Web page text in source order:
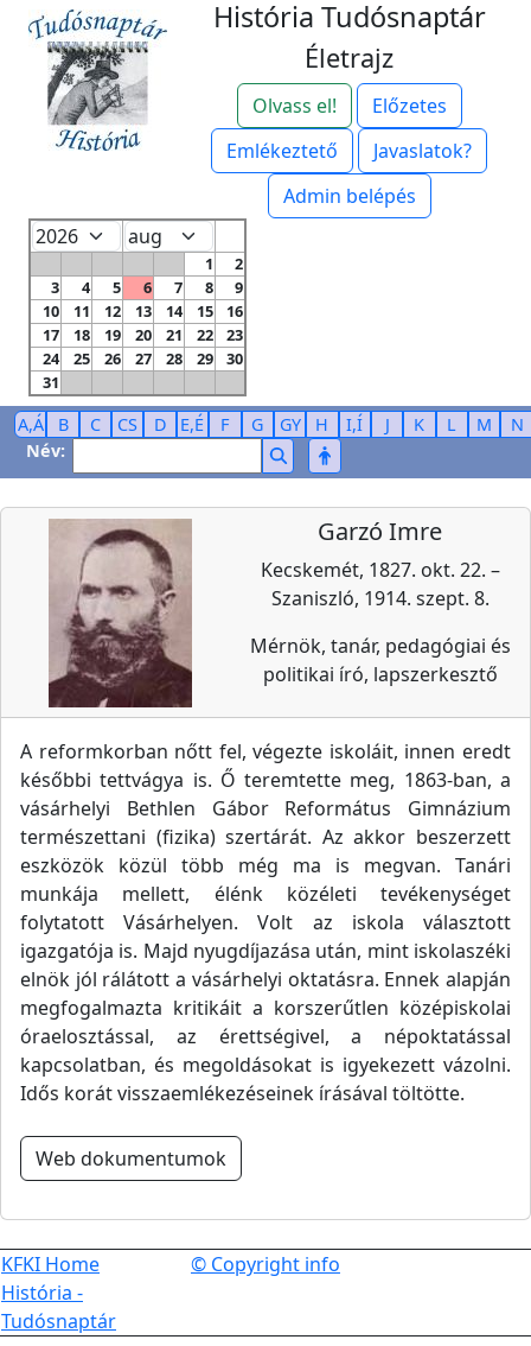
História Tudósnaptár
Életrajz
Olvass el!
Előzetes
Emlékeztető
Javaslatok?
Admin belépés
1
2
3
4 5 6 7 8
9
10
11 12 13 14 15
16
17
18 19 20 21 22
23
24
25 26 27 28 29
30
31
A,Á B C CS D E,É F G GY H I,Í J K L M
N
Név:
Garzó Imre
Kecskemét, 1827. okt. 22. –
Szaniszló, 1914. szept. 8.
Mérnök, tanár, pedagógiai és
politikai író, lapszerkesztő
A reformkorban nőtt fel, végezte iskoláit, innen eredt
későbbi tettvágya is. Ő teremtette meg, 1863-ban, a
vásárhelyi Bethlen Gábor Református Gimnázium
természettani (fizika) szertárát. Az akkor beszerzett
eszközök közül több még ma is megvan. Tanári
munkája mellett, élénk közéleti tevékenységet
folytatott Vásárhelyen. Volt az iskola választott
igazgatója is. Majd nyugdíjazása után, mint iskolaszéki
elnök jól rálátott a vásárhelyi oktatásra. Ennek alapján
megfogalmazta kritikáit a korszerűtlen középiskolai
óraelosztással, az érettségivel, a népoktatással
kapcsolatban, és megoldásokat is igyekezett vázolni.
Idős korát visszaemlékezéseinek írásával töltötte.
Web dokumentumok
KFKI Home
História -
Tudósnaptár
© Copyright info